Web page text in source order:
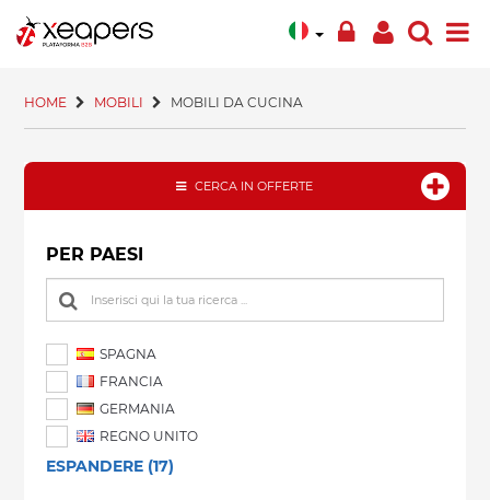
HOME MOBILI MOBILI DA CUCINA
CERCA IN OFFERTE
PER PAESI
SPAGNA
FRANCIA
GERMANIA
REGNO UNITO
ESPANDERE (17)